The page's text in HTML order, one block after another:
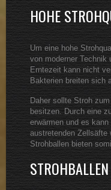
HOHE
Um eine hohe
von moderner Technik
Erntezeit kann nicht
Bakterien breiten sich
Daher sollte Stroh
besitzen. Durch eine
erwärmen und es
austretenden Zellsäfte
Strohballen bieten
STROHBALLEN